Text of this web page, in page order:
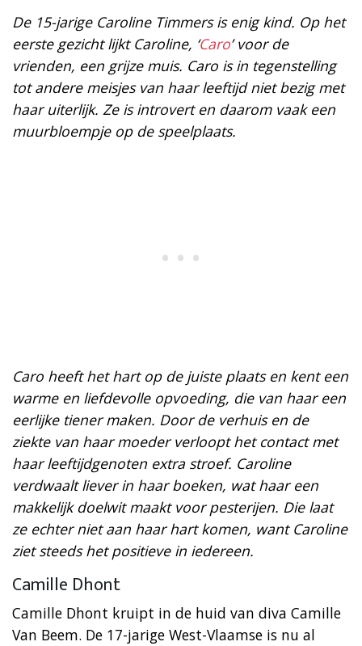
De 15-jarige Caroline Timmers is enig kind. Op het
eerste gezicht lijkt Caroline, ‘Caro’ voor de
vrienden, een grijze muis. Caro is in tegenstelling
tot andere meisjes van haar leeftijd niet bezig met
haar uiterlijk. Ze is introvert en daarom vaak een
muurbloempje op de speelplaats.
Caro heeft het hart op de juiste plaats en kent een
warme en liefdevolle opvoeding, die van haar een
eerlijke tiener maken. Door de verhuis en de
ziekte van haar moeder verloopt het contact met
haar leeftijdgenoten extra stroef. Caroline
verdwaalt liever in haar boeken, wat haar een
makkelijk doelwit maakt voor pesterijen. Die laat
ze echter niet aan haar hart komen, want Caroline
ziet steeds het positieve in iedereen.
Camille Dhont
Camille Dhont kruipt in de huid van diva Camille
Van Beem. De 17-jarige West-Vlaamse is nu al